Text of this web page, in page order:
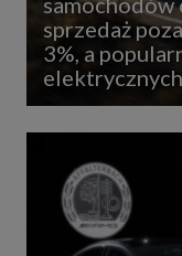
sprzedaż
3%, a